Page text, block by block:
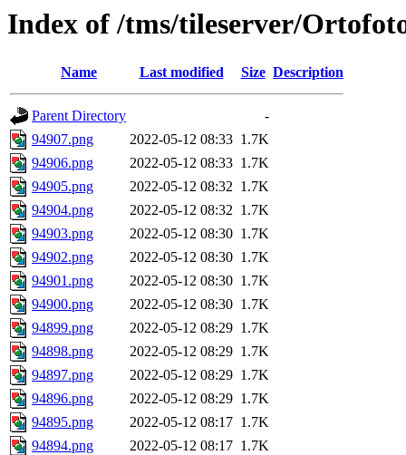
Index of /tms/tileserver/
Name Last modified Size Description
Parent Directory
-
94907.png
2022-05-12 08:33 1.7K
94906.png
2022-05-12 08:33 1.7K
94905.png
2022-05-12 08:32 1.7K
94904.png
2022-05-12 08:32 1.7K
94903.png
2022-05-12 08:30 1.7K
94902.png
2022-05-12 08:30 1.7K
94901.png
2022-05-12 08:30 1.7K
94900.png
2022-05-12 08:30 1.7K
94899.png
2022-05-12 08:29 1.7K
94898.png
2022-05-12 08:29 1.7K
94897.png
2022-05-12 08:29 1.7K
94896.png
2022-05-12 08:29 1.7K
94895.png
2022-05-12 08:17 1.7K
94894.png
2022-05-12 08:17 1.7K